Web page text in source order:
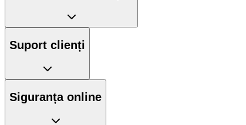
Suport clienți
Siguranța online